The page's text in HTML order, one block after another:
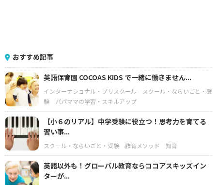
おすすめ記事
英語保育園 COCOAS KIDS で一緒に働きません...
インターナショナル・プリスクール
スクール・ならいごと・受
験
パパママの学習・スキルアップ
【小６のリアル】中学受験に役立つ！思考力を育てる
習い事...
スクール・ならいごと・受験 教育メソッド 知育
英語以外も！グローバル教育ならココアスキッズイン
ターが...